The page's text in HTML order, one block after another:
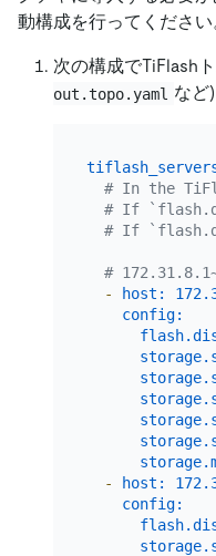
動構成を行ってください
次の構成でTiFlash
out.topo.yaml など
# In the
# If
# If
#
-
host:
config:
-
host:
config: